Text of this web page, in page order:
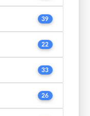
39
22
33
26